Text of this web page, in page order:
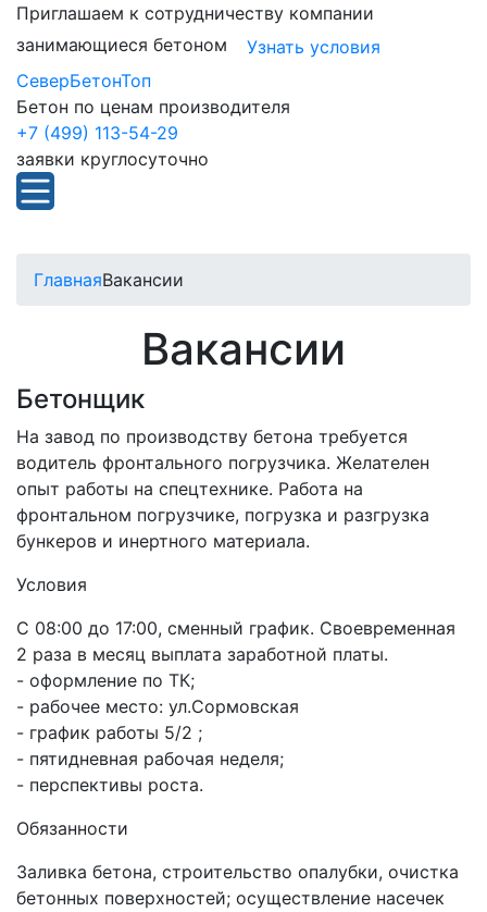
Приглашаем к сотрудничеству компании
занимающиеся бетоном
Узнать условия
СеверБетонТоп
Бетон по ценам производителя
+7 (499) 113-54-29
заявки круглосуточно
ГлавнаяВакансии
Вакансии
Бетонщик
На завод по производству бетона требуется
водитель фронтального погрузчика. Желателен
опыт работы на спецтехнике. Работа на
фронтальном погрузчике, погрузка и разгрузка
бункеров и инертного материала.
Условия
С 08:00 до 17:00, сменный график. Своевременная
2 раза в месяц выплата заработной платы.
- оформление по ТК;
- рабочее место: ул.Сормовская
- график работы 5/2 ;
- пятидневная рабочая неделя;
- перспективы роста.
Обязанности
Заливка бетона, строительство опалубки, очистка
бетонных поверхностей; осуществление насечек